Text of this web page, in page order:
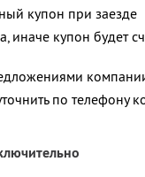
купон при заезде
иначе купон будет
по телефону